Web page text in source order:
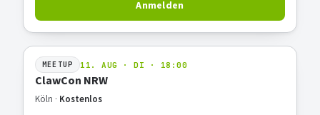
Anmelden
MEETUP 11. AUG · DI · 18:00
ClawCon NRW
Köln · Kostenlos